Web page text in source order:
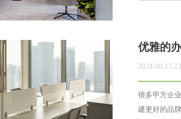
优雅的
2024-08-15
很多甲方企
建更好的品